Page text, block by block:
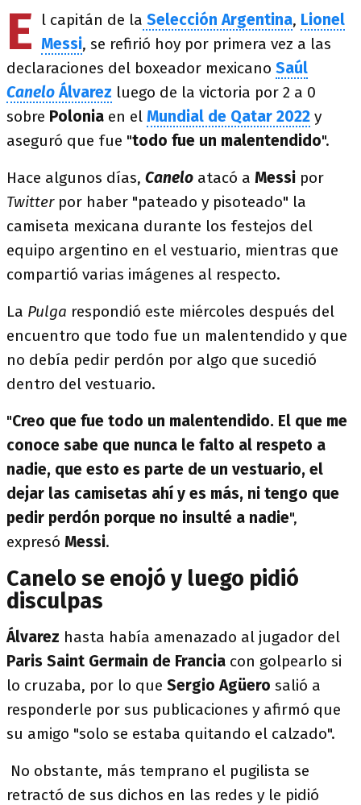
E l capitán de la Selección Argentina, Lionel
Messi, se refirió hoy por primera vez a las
declaraciones del boxeador mexicano Saúl
CaneloÁlvarez luego de la victoria por 2 a 0
sobre Polonia en el Mundial de Qatar 2022 y
aseguró que fue "todo fue un malentendido".
Hace algunos días, Canelo atacó a Messi por
Twitter por haber "pateado y pisoteado" la
camiseta mexicana durante los festejos del
equipo argentino en el vestuario, mientras que
compartió varias imágenes al respecto.
La Pulga respondió este miércoles después del
encuentro que todo fue un malentendido y que
no debía pedir perdón por algo que sucedió
dentro del vestuario.
"Creo que fue todo un malentendido. El que me
conoce sabe que nunca le falto al respeto a
nadie, que esto es parte de un vestuario, el
dejar las camisetas ahí y es más, ni tengo que
pedir perdón porque no insulté a nadie",
expresó Messi.
Canelo se enojó y luego pidió
disculpas
Álvarez hasta había amenazado al jugador del
Paris Saint Germain de Francia con golpearlo si
lo cruzaba, por lo que Sergio Agüero salió a
responderle por sus publicaciones y afirmó que
su amigo "solo se estaba quitando el calzado".
No obstante, más temprano el pugilista se
retractó de sus dichos en las redes y le pidió